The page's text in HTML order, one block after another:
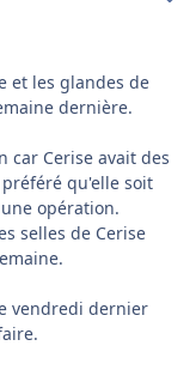
et les glandes de
dernière.
car Cerise avait des
qu'elle soit
opération.
selles de Cerise
vendredi dernier